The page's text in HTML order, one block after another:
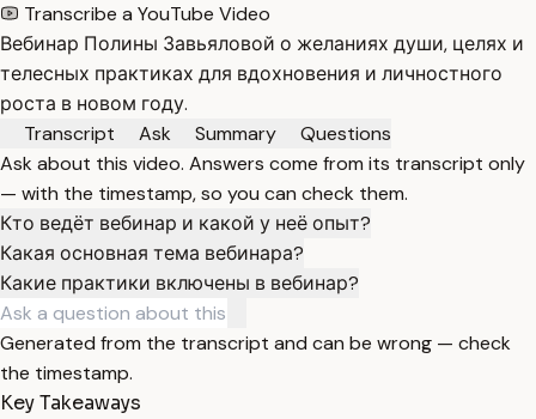
Transcribe a YouTube Video
Вебинар Полины Завьяловой о желаниях души, целях и
телесных практиках для вдохновения и личностного
роста в новом году.
Transcript
Ask Summary
Questions
Ask about this video. Answers come from its transcript only
— with the timestamp, so you can check them.
Кто ведёт вебинар и какой у неё опыт?
Какая основная тема вебинара?
Какие практики включены в вебинар?
Generated from the transcript and can be wrong — check
the timestamp.
Key Takeaways